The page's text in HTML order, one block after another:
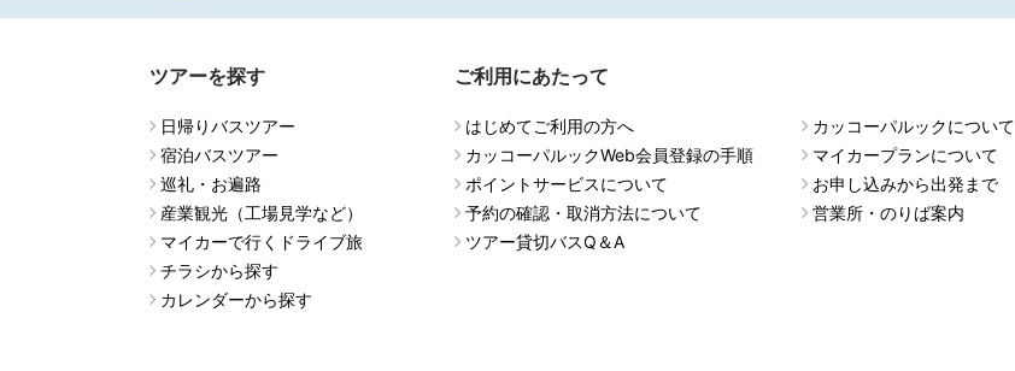
ツアーを探す
日帰りバスツアー
宿泊バスツアー
巡礼・お遍路
産業観光（工場見学など）
マイカーで行くドライブ旅
チラシから探す
カレンダーから探す
ご利用にあたって
はじめてご利用の方へ
カッコーパルックWeb会員登録の手順
ポイントサービスについて
予約の確認・取消方法について
ツアー貸切バスQ＆A
カッコーパルックについて
マイカープランについて
お申し込みから出発まで
営業所・のりば案内